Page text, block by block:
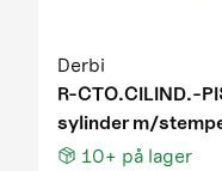
Derbi
R-CTO.CILIND.-
sylinder m/
10+ på lager